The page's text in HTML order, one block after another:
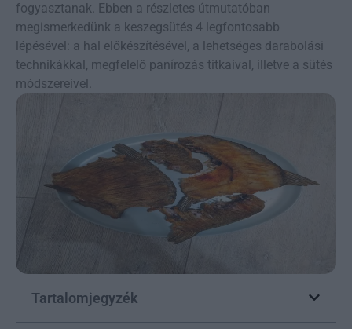
fogyasztanak. Ebben a részletes útmutatóban
megismerkedünk a keszegsütés 4 legfontosabb
lépésével: a hal előkészítésével, a lehetséges darabolási
technikákkal, megfelelő panírozás titkaival, illetve a sütés
módszereivel.
Tartalomjegyzék